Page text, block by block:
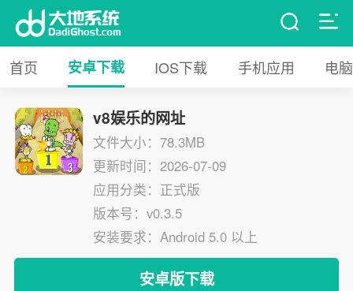
首页 安卓下载 IOS下载 手机应用 电
v8娱乐的网址
文件大小：78.3MB
更新时间：2026-07-09
应用分类：正式版
版本号：v0.3.5
安装要求：Android 5.0 以上
安卓版下载